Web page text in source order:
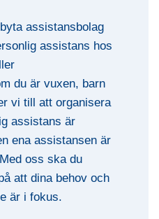
assistansbolag
assistans hos
du är vuxen, barn
vi till att organisera
assistans är
ena assistansen är
oss ska du
att dina behov och
är i fokus.